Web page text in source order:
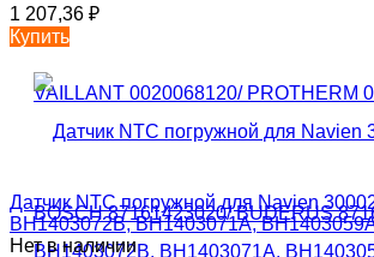
1 207,36 ₽
Купить
Датчик NTC погружной для Navien
BH1403072B, BH1403071A,
Нет в наличии